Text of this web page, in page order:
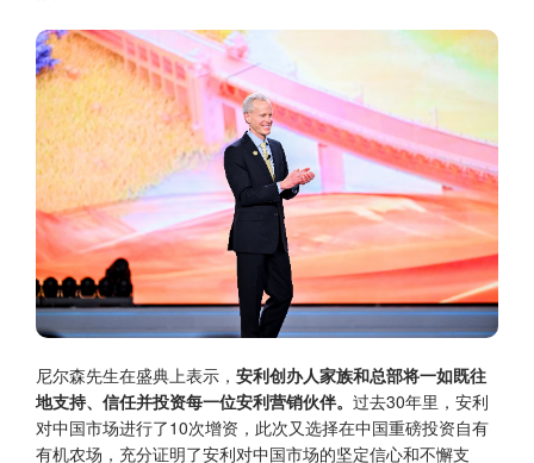
尼尔森先生在盛典上表示， 安利创办人家族和总部将一如既往
地支持、信任并投资每一位安利营销伙伴。 过去30年里，安利
对中国市场进行了10次增资，此次又选择在中国重磅投资自有
有机农场，充分证明了安利对中国市场的坚定信心和不懈支